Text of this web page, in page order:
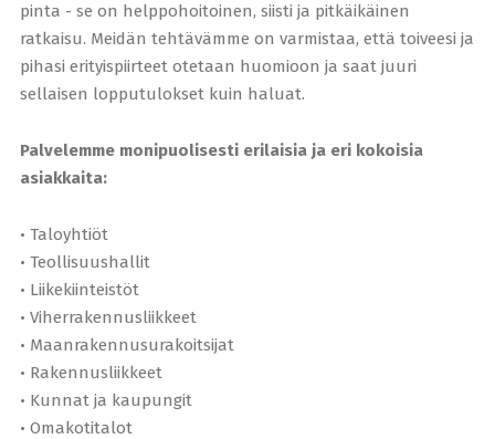
pinta - se on helppohoitoinen, siisti ja pitkäikäinen
ratkaisu. Meidän tehtävämme on varmistaa, että toiveesi ja
pihasi erityispiirteet otetaan huomioon ja saat juuri
sellaisen lopputulokset kuin haluat.
Palvelemme monipuolisesti erilaisia ja eri kokoisia
asiakkaita:
• Taloyhtiöt
• Teollisuushallit
• Liikekiinteistöt
• Viherrakennusliikkeet
• Maanrakennusurakoitsijat
• Rakennusliikkeet
• Kunnat ja kaupungit
• Omakotitalot